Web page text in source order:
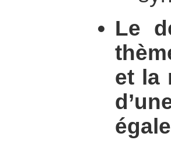
Le
et la